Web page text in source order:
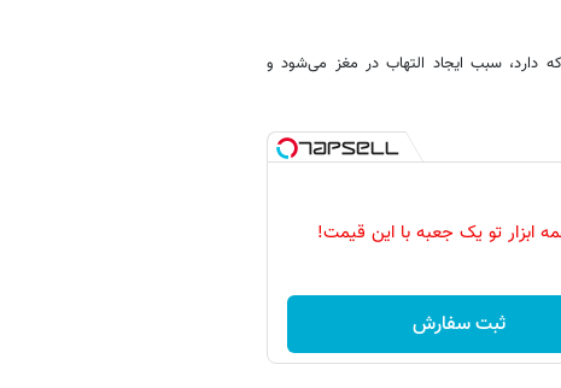
دارد، سبب ایجاد التهاب در مغز می‌شود و
ابزار تو یک جعبه با این قیمت!
ثبت سفارش